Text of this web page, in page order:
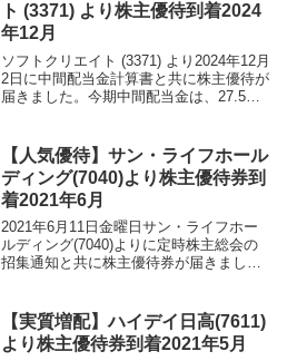
ト (3371) より株主優待到着2024
年12月
ソフトクリエイト (3371) より2024年12月
2日に中間配当金計算書と共に株主優待が
届きました。今期中間配当金は、27.5円
紹介いたします。ソフトクリエ...
【人気優待】サン・ライフホール
ディング(7040)より株主優待券到
着2021年6月
2021年6月11日金曜日サン・ライフホー
ルディング(7040)よりに定時株主総会の
招集通知と共に株主優待券が届きまし
単にご紹介いたします。サン・ライフホ
ールディ...
【実質増配】ハイデイ日高(7611)
より株主優待券到着2021年5月